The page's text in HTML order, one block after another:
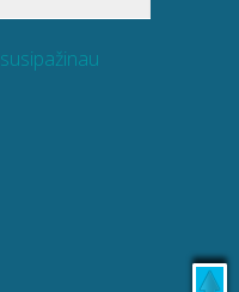
susipažinau